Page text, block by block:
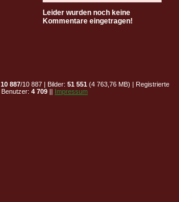
Leider wurden noch keine
Kommentare eingetragen!
10 887/10 887 | Bilder: 51 551 (4 763,76 MB) | Registrierte
Benutzer: 4 709 || Impressum